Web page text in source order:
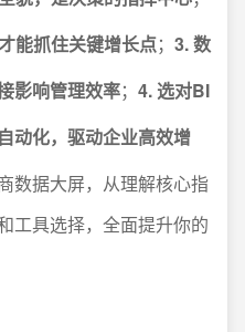
能抓住关键增长点； 3. 数
影响管理效率； 4. 选对BI
动化，驱动企业高效增
数据大屏，从理解核心指
工具选择，全面提升你的